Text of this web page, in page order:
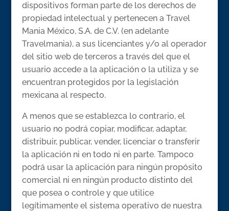
dispositivos forman parte de los derechos de
propiedad intelectual y pertenecen a Travel
Mania México, S.A. de C.V. (en adelante
Travelmania), a sus licenciantes y/o al operador
del sitio web de terceros a través del que el
usuario accede a la aplicación o la utiliza y se
encuentran protegidos por la legislación
mexicana al respecto.
A menos que se establezca lo contrario, el
usuario no podrá copiar, modificar, adaptar,
distribuir, publicar, vender, licenciar o transferir
la aplicación ni en todo ni en parte. Tampoco
podrá usar la aplicación para ningún propósito
comercial ni en ningún producto distinto del
que posea o controle y que utilice
legítimamente el sistema operativo de nuestra